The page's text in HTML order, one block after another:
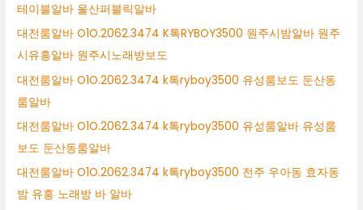
테이블알바 울산퍼블릭알바
대전룸알바 O1O.2062.3474 K톡RYBOY3500 원주시밤알바 원주
시유흥알바 원주시노래방보도
대전룸알바 O1O.2062.3474 k톡ryboy3500 유성룸보도 둔산동
룸알바
대전룸알바 O1O.2062.3474 k톡ryboy3500 유성룸알바 유성룸
보도 둔산동룸알바
대전룸알바 O1O.2062.3474 k톡ryboy3500 전주 우아동 효자동
밤 유흥 노래방 바 알바